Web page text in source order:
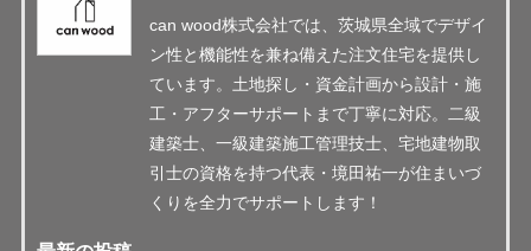
can wood株式会社では、茨城県全域でデザイ
ン性と機能性を兼ね備えた注文住宅を提供し
ています。土地探し・資金計画から設計・施
工・アフターサポートまで丁寧に対応。二級
建築士、一級建築施工管理技士、宅地建物取
引士の資格を持つ代表・境田祐一が住まいづ
くりを全力でサポートします！